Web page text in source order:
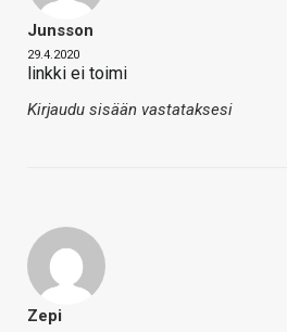
Junsson
29.4.2020
linkki ei toimi
Kirjaudu sisään vastataksesi
Zepi